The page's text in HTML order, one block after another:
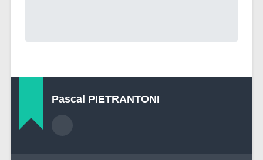
Pascal PIETRANTONI